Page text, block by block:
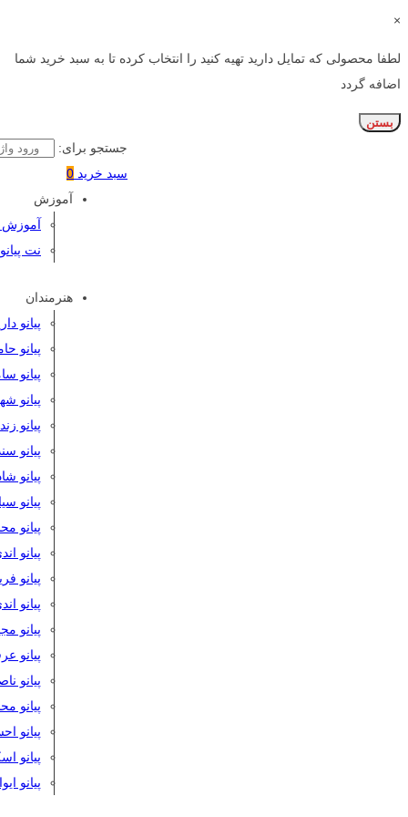
×
لطفا محصولی که تمایل دارید تهیه کنید را انتخاب کرده تا به سبد خرید شما
اضافه گردد
بستن
جستجو برای:
سبد خرید 0
آموزش
آموزش
نت پیانو
هنرمندان
پیانو
پیانو
پیانو
پیانو
پیانو
پیانو
پیانو
پیانو
پیانو
پیانو
پیانو
پیانو
پیانو
پیانو
پیانو
پیانو
پیانو
پیانو
پیانو